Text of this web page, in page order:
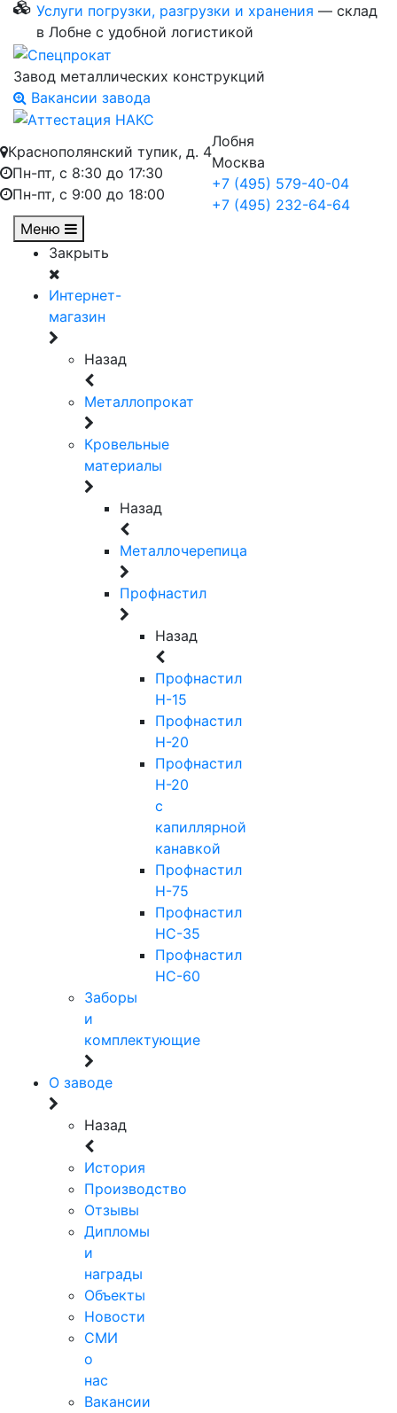
Услуги погрузки, разгрузки и хранения — склад
в Лобне с удобной логистикой
Завод металлических конструкций
Вакансии завода
Краснополянский тупик, д. 4
Пн-пт, с 8:30 до 17:30
Пн-пт, с 9:00 до 18:00
Лобня
Москва
+7 (495) 579-40-04
+7 (495) 232-64-64
Меню
Закрыть
Интернет-
магазин
Назад
Металлопрокат
Кровельные
материалы
Назад
Металлочерепица
Профнастил
Назад
Профнастил
Н-15
Профнастил
Н-20
Профнастил
Н-20
с
капиллярной
канавкой
Профнастил
Н-75
Профнастил
НС-35
Профнастил
НС-60
Заборы
и
комплектующие
О заводе
Назад
История
Производство
Отзывы
Дипломы
и
награды
Объекты
Новости
СМИ
о
нас
Вакансии